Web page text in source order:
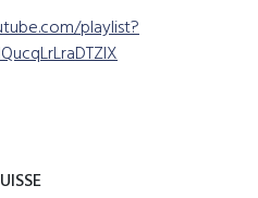
playlist?